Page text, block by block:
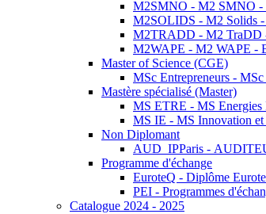
M2SMNO - M2 SMNO -
M2SOLIDS - M2 Solids -
M2TRADD - M2 TraDD
M2WAPE - M2 WAPE -
Master of Science (CGE)
MSc Entrepreneurs -
Mastère spécialisé (Master)
MS ETRE - MS Energies
MS IE - MS Innovation et
Non Diplomant
AUD_IPParis -
Programme d'échange
EuroteQ - Diplôme
PEI - Programmes
Catalogue 2024 - 2025